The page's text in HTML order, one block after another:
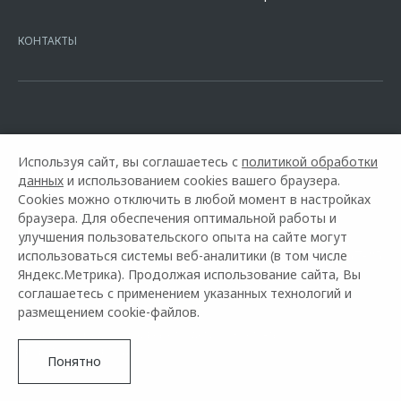
16.01.2015. Предложение ограничено и не является публичной
КОНТАКТЫ
Горячая линия OMODA: +7 (343) 367-67-85
Используя сайт, вы соглашаетесь с политикой обработки
данных и использованием cookies вашего браузера.
Cookies можно отключить в любой момент в настройках
браузера. Для обеспечения оптимальной работы и
улучшения пользовательского опыта на сайте могут
использоваться системы веб-аналитики (в том числе
Яндекс.Метрика). Продолжая использование сайта, Вы
соглашаетесь с применением указанных технологий и
размещением cookie-файлов.
Понятно